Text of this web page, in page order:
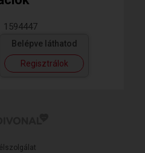
1594447
Belépve láthatod
Regisztrálok